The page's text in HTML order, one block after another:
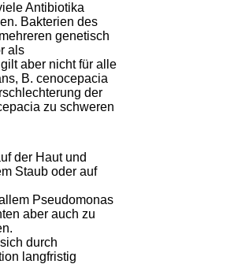
Antibiotika
Bakterien des
genetisch
als
aber nicht für alle
B. cenocepacia
der
zu schweren
der Haut und
Staub oder auf
Pseudomonas
aber auch zu
durch
langfristig